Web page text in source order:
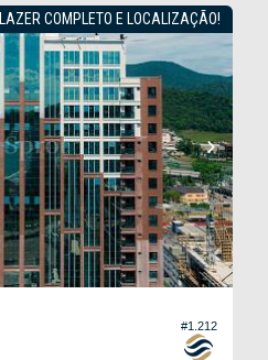
LAZER COMPLETO E LOCALIZAÇÃO!
#1.212